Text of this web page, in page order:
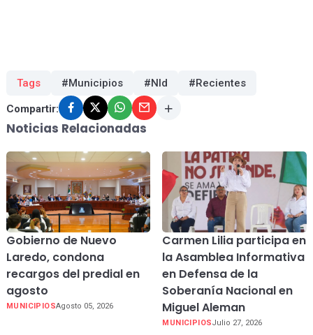
Tags #Municipios #Nld #Recientes
Compartir:
Noticias Relacionadas
Gobierno de Nuevo
Laredo, condona
recargos del predial en
agosto
MUNICIPIOSAgosto 05, 2026
Carmen Lilia participa en
la Asamblea Informativa
en Defensa de la
Soberanía Nacional en
Miguel Aleman
MUNICIPIOSJulio 27, 2026